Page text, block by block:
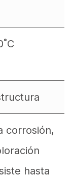
corrosión,
hasta